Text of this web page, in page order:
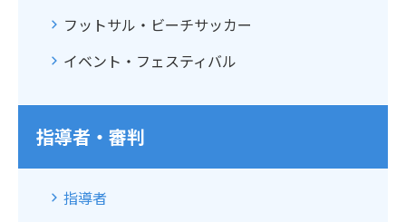
フットサル・ビーチサッカー
イベント・フェスティバル
指導者・審判
指導者